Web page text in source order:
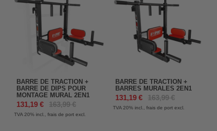
BARRE DE TRACTION +
BARRE DE DIPS POUR
MONTAGE MURAL 2EN1
131,19 € 163,99 €
TVA 20% incl., frais de port excl.
BARRE DE TRACTION +
BARRES MURALES 2EN1
131,19 € 163,99 €
TVA 20% incl., frais de port excl.